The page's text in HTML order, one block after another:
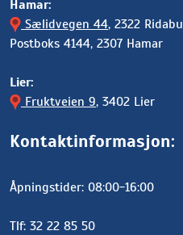
Hamar:
Sælidvegen 44, 2322 Ridabu
Postboks 4144, 2307 Hamar
Lier:
Fruktveien 9, 3402 Lier
Kontaktinformasjon:
Åpningstider: 08:00-16:00
Tlf: 32 22 85 50